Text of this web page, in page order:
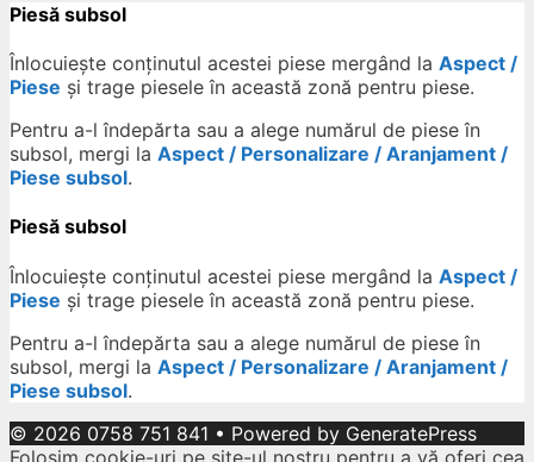
Piesă subsol
Înlocuiește conținutul acestei piese mergând la Aspect /
Piese și trage piesele în această zonă pentru piese.
Pentru a-l îndepărta sau a alege numărul de piese în
subsol, mergi la Aspect / Personalizare / Aranjament /
Piese subsol.
Piesă subsol
Înlocuiește conținutul acestei piese mergând la Aspect /
Piese și trage piesele în această zonă pentru piese.
Pentru a-l îndepărta sau a alege numărul de piese în
subsol, mergi la Aspect / Personalizare / Aranjament /
Piese subsol.
© 2026 0758 751 841 • Powered by GeneratePress
Folosim cookie-uri pe site-ul nostru pentru a vă oferi cea